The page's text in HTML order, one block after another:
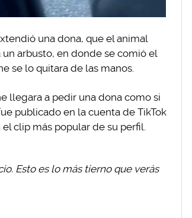
una dona, que el animal
arbusto, en donde se comió el
se lo quitara de las manos.
llegara a pedir una dona como si
publicado en la cuenta de TikTok
clip más popular de su perfil.
Esto es lo más tierno que verás